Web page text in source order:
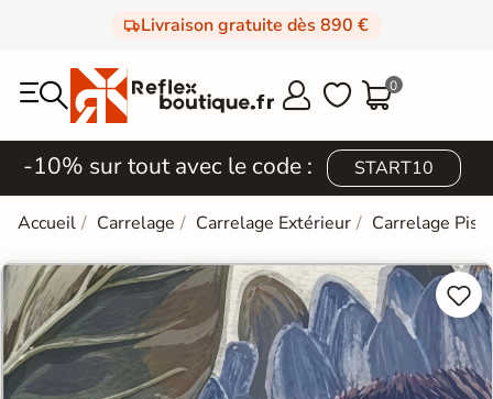
Livraison gratuite dès 890 €
  0
-10% sur tout avec le code : START10
Accueil Carrelage Carrelage Extérieur Carrelage

